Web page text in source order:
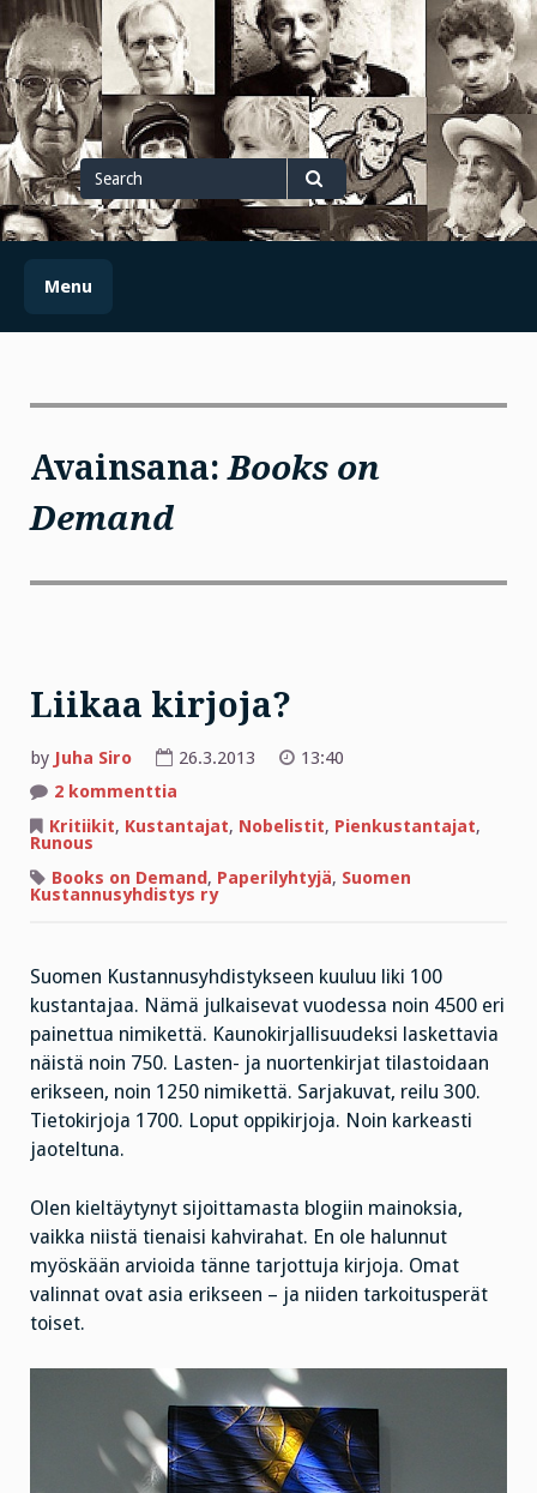
Skip
to
content
Search
for
Search
Menu
Avainsana:Books on
Demand
Liikaa kirjoja?
by Juha Siro 26.3.2013
13:40
2 kommenttia
kirjoja?
Kritiikit, Kustantajat, Nobelistit, Pienkustantajat,
Runous
Books on Demand, Paperilyhtyjä, Suomen
Kustannusyhdistys ry
Suomen Kustannusyhdistykseen kuuluu liki 100
kustantajaa. Nämä julkaisevat vuodessa noin 4500 eri
painettua nimikettä. Kaunokirjallisuudeksi laskettavia
näistä noin 750. Lasten- ja nuortenkirjat tilastoidaan
erikseen, noin 1250 nimikettä. Sarjakuvat, reilu 300.
Tietokirjoja 1700. Loput oppikirjoja. Noin karkeasti
jaoteltuna.
Olen kieltäytynyt sijoittamasta blogiin mainoksia,
vaikka niistä tienaisi kahvirahat. En ole halunnut
myöskään arvioida tänne tarjottuja kirjoja. Omat
valinnat ovat asia erikseen – ja niiden tarkoitusperät
toiset.